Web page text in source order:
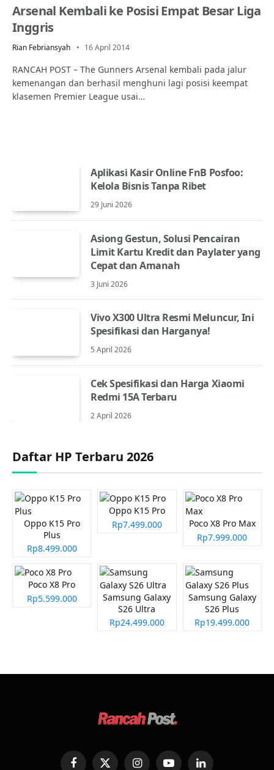
Arsenal Kembali ke Posisi Empat Besar Liga
Inggris
Rian Febriansyah 16 April 2014
RANCAH POST – The Gunners Arsenal kembali pada jalur
kemenangan dan berhasil menghuni lagi posisi keempat
klasemen Premier League usai…
Aplikasi Kasir Online FnB Posfoo:
Kelola Bisnis Tanpa Ribet
29 Juni 2026
Asiong Gestun, Solusi Pencairan
Limit Kartu Kredit dan Paylater yang
Cepat dan Amanah
3 Juni 2026
Vivo X300 Ultra Resmi Meluncur, Ini
Spesifikasi dan Harganya!
5 April 2026
Cek Spesifikasi dan Harga Xiaomi
Redmi 15A Terbaru
2 April 2026
Daftar HP Terbaru 2026
Oppo K15 Pro
Plus
Rp8.499.000
Oppo K15 Pro
Rp7.499.000
Poco X8 Pro Max
Rp7.999.000
Poco X8 Pro
Rp5.599.000
Samsung Galaxy
S26 Ultra
Rp24.499.000
Samsung Galaxy
S26 Plus
Rp19.499.000